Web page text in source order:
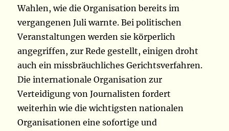
Wahlen, wie die Organisation bereits im
vergangenen Juli warnte. Bei politischen
Veranstaltungen werden sie körperlich
angegriffen, zur Rede gestellt, einigen droht
auch ein missbräuchliches Gerichtsverfahren.
Die internationale Organisation zur
Verteidigung von Journalisten fordert
weiterhin wie die wichtigsten nationalen
Organisationen eine sofortige und